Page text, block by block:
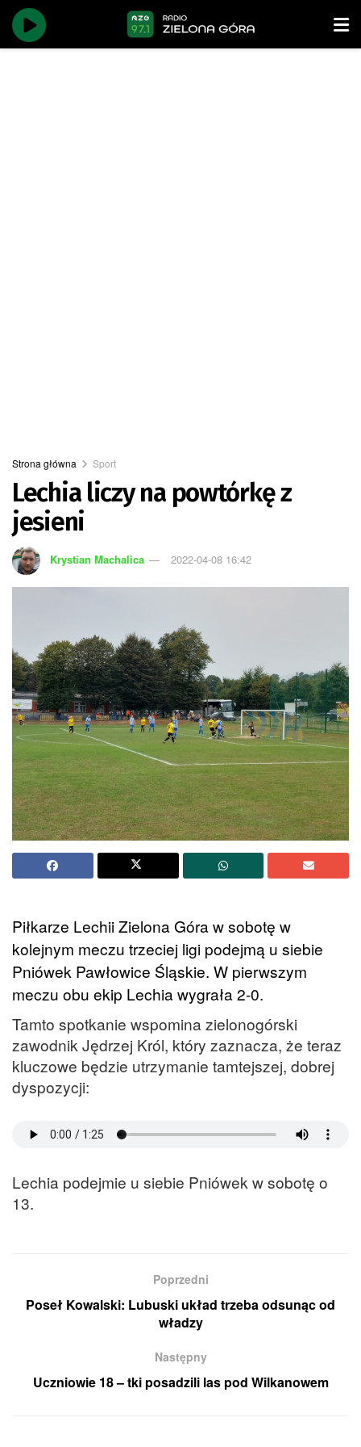
Strona główna Sport
Lechia liczy na powtórkę z
jesieni
Krystian Machalica 2022-04-08 16:42
Piłkarze Lechii Zielona Góra w sobotę w
kolejnym meczu trzeciej ligi podejmą u siebie
Pniówek Pawłowice Śląskie. W pierwszym
meczu obu ekip Lechia wygrała 2-0.
Tamto spotkanie wspomina zielonogórski
zawodnik Jędrzej Król, który zaznacza, że teraz
kluczowe będzie utrzymanie tamtejszej, dobrej
dyspozycji:
Lechia podejmie u siebie Pniówek w sobotę o
13.
Poprzedni
Poseł Kowalski: Lubuski układ trzeba odsunąc od
władzy
Następny
Uczniowie 18 – tki posadzili las pod Wilkanowem